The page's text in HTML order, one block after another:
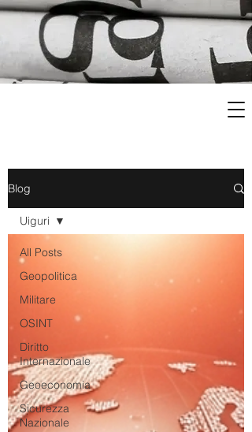
Blog
All Posts
Geopolitica
Militare
OSINT
Diritto
Internazionale
Geoeconomia
Sicurezza
Nazionale
Uiguri